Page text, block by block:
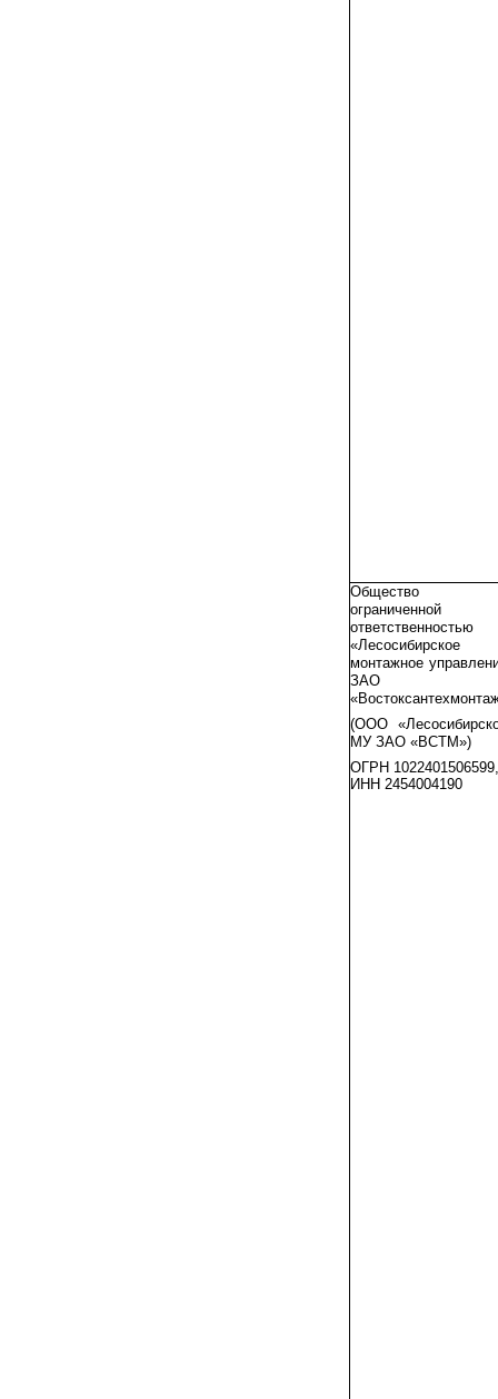
Общество
ограниченной
ответственностью
«Лесосибирское
монтажное
ЗАО
(ООО
МУ ЗАО «ВСТМ»)
ОГРН 1022401506599,
ИНН 2454004190